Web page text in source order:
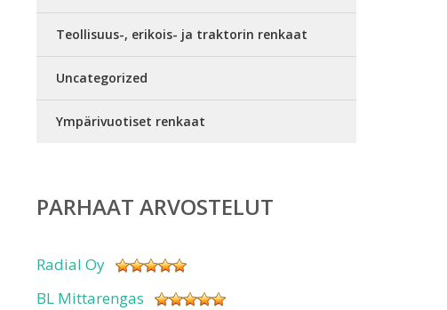
Teollisuus-, erikois- ja traktorin renkaat
Uncategorized
Ympärivuotiset renkaat
PARHAAT ARVOSTELUT
Radial Oy
BL Mittarengas